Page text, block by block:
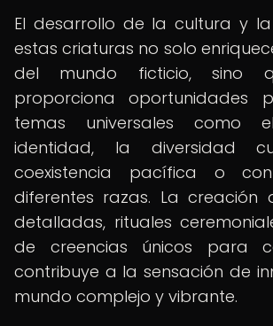
El desarrollo de la cultura y
estas criaturas no solo
del mundo ficticio, sino
proporciona oportunidades
temas universales como
identidad, la diversidad
coexistencia pacífica o
diferentes razas. La creación
detalladas, rituales
de creencias únicos para
contribuye a la sensación de
mundo complejo y vibrante.